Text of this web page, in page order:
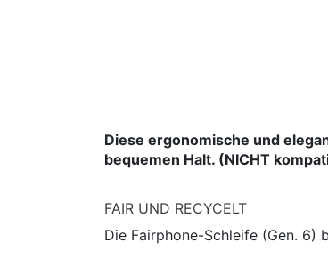
Diese ergonomische und
bequemen Halt. (NICHT
FAIR UND RECYCELT
Die Fairphone-Schleife (Gen. 6)